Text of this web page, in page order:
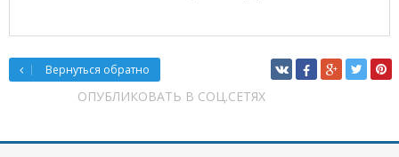
Вернуться обратно
ОПУБЛИКОВАТЬ В СОЦ.СЕТЯХ